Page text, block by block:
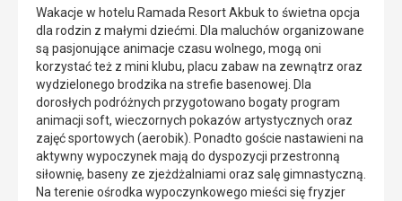
Wakacje w hotelu Ramada Resort Akbuk to świetna opcja
dla rodzin z małymi dziećmi. Dla maluchów organizowane
są pasjonujące animacje czasu wolnego, mogą oni
korzystać też z mini klubu, placu zabaw na zewnątrz oraz
wydzielonego brodzika na strefie basenowej. Dla
dorosłych podróżnych przygotowano bogaty program
animacji soft, wieczornych pokazów artystycznych oraz
zajęć sportowych (aerobik). Ponadto goście nastawieni na
aktywny wypoczynek mają do dyspozycji przestronną
siłownię, baseny ze zjeżdżalniami oraz salę gimnastyczną.
Na terenie ośrodka wypoczynkowego mieści się fryzjer